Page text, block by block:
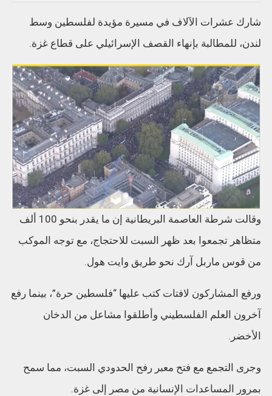
شارك عشرات الآلاف في مسيرة مؤيدة لفلسطين وسط
لندن، للمطالبة بإنهاء القصف الإسرائيلي على قطاع غزة.
وقالت شرطة العاصمة البريطانية إن ما يقدر بنحو 100 ألف
متظاهر تجمعوا بعد ظهر السبت للاحتجاج، مع توجه الموكب
من قوس ماربل آرك نحو طريق وايت هول.
ورفع المشاركون لافتات كتب عليها “فلسطين حرة”، بينما رفع
آخرون العلم الفلسطيني وأطلقوا مشاعل من الدخان
الأخضر.
وجرى التجمع مع فتح معبر رفح الحدودي السبت، مما سمح
بمرور المساعدات الإنسانية من مصر إلى غزة.